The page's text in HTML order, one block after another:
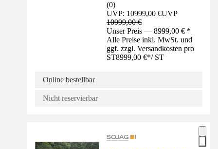
(0)
UVP: 10999,00 €UVP
10999,00 €
Unser Preis — 8999,00 € *
Alle Preise inkl. MwSt. und
ggf. zzgl. Versandkosten pro
ST8999,00 €*/ ST
Online bestellbar
Nicht reservierbar